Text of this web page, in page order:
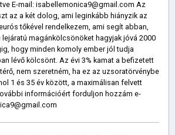
E-mail: isabellemonica9@gmail.com Az
az a két dolog, ami leginkább hiányzik az
tőkével rendelkezem, ami segít abban,
magánkölcsönöket hagyjak jóvá 2000
hogy minden komoly ember jól tudja
lévő kölcsönt. Az évi 3% kamat a befizetett
nem szeretném, ha ez az uzsoratörvénybe
1 és 35 év között, a maximálisan felvett
információért forduljon hozzám e-